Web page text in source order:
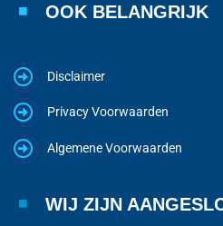
OOK BELANGRIJK
Disclaimer
Privacy Voorwaarden
Algemene Voorwaarden
WIJ ZIJN